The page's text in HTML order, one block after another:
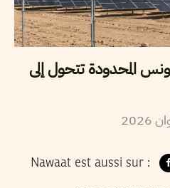
المحدودة تتحول إلى
2026
Nawaat est aussi sur :